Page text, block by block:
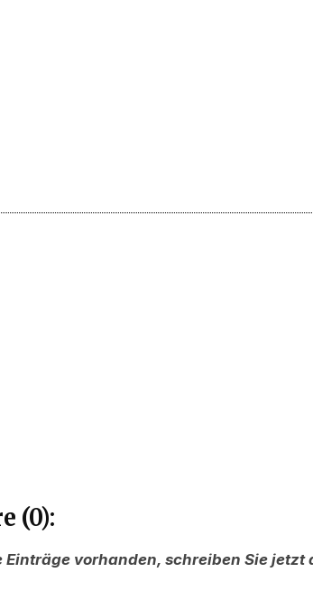
(0):
Einträge vorhanden, schreiben Sie jetzt